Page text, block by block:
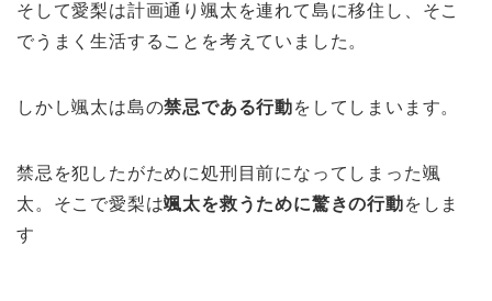
そして愛梨は計画通り颯太を連れて島に移住し、そこ
でうまく生活することを考えていました。
しかし颯太は島の禁忌である行動をしてしまいます。
禁忌を犯したがために処刑目前になってしまった颯
太。そこで愛梨は颯太を救うために驚きの行動をしま
す